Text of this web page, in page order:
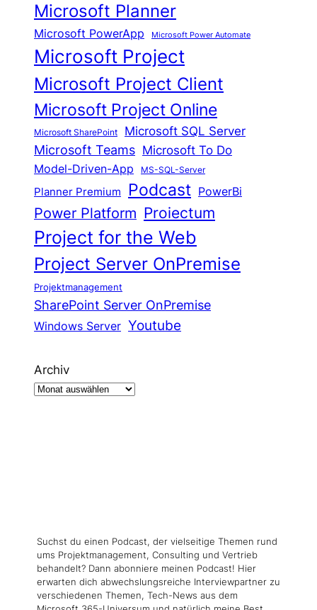
Microsoft Planner
Microsoft PowerApp Microsoft Power Automate
Microsoft Project
Microsoft Project Client
Microsoft Project Online
Microsoft SharePoint Microsoft SQL Server
Microsoft Teams Microsoft To Do
Model-Driven-App MS-SQL-Server
Planner Premium Podcast PowerBi
Power Platform Proiectum
Project for the Web
Project Server OnPremise
Projektmanagement
SharePoint Server OnPremise
Windows Server Youtube
Archiv
Suchst du einen Podcast, der vielseitige Themen rund
ums Projektmanagement, Consulting und Vertrieb
behandelt? Dann abonniere meinen Podcast! Hier
erwarten dich abwechslungsreiche Interviewpartner zu
verschiedenen Themen, Tech-News aus dem